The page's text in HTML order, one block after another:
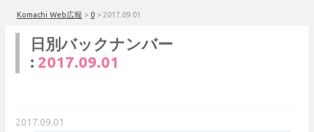
Komachi Web広報 > 0 > 2017.09.01
日別バックナンバー
: 2017.09.01
2017.09.01